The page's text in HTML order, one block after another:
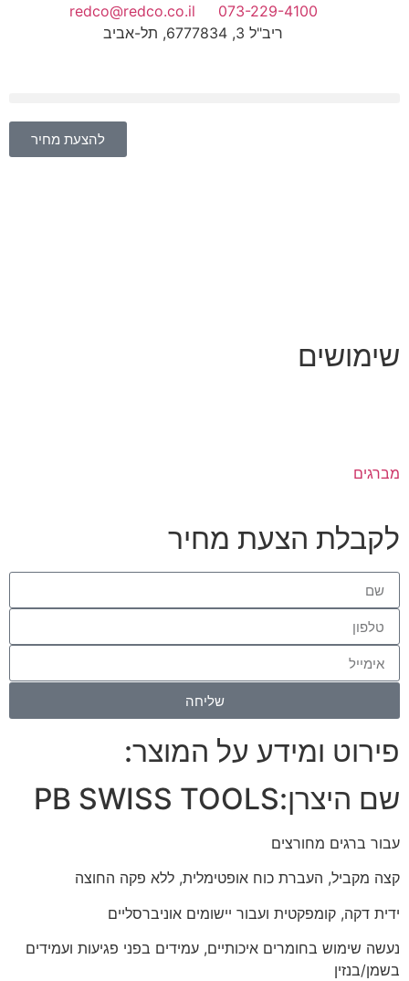
073-229-4100
redco@redco.co.il
ריב"ל 3, 6777834, תל-אביב
להצעת מחיר
פירוט ומידע על המוצר:
שם היצרן:PB SWISS TOOLS
עבור ברגים מחורצים
קצה מקביל, העברת כוח אופטימלית, ללא פקה החוצה
ידית דקה, קומפקטית ועבור יישומים אוניברסליים
נעשה שימוש בחומרים איכותיים, עמידים בפני פגיעות ועמידים
בשמן/בנזין
שימושים
מברגים
לקבלת הצעת מחיר
שליחה